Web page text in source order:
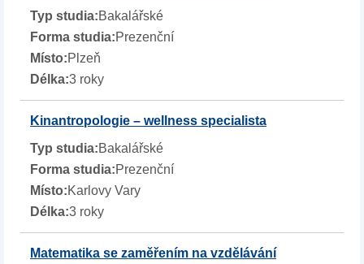
Bakalářské
Prezenční
Plzeň
3 roky
Kinantropologie – wellness specialista
Bakalářské
Prezenční
Karlovy Vary
3 roky
Matematika se zaměřením na vzdělávání